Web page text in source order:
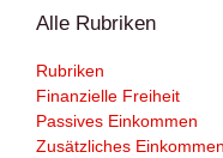
Alle Rubriken
Rubriken
Finanzielle Freiheit
Passives Einkommen
Zusätzliches Einkommen